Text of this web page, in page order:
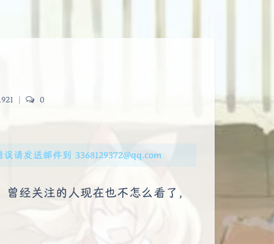
| 0
请发送邮件到 3368129372@qq.com
经关注的人现在也不怎么看了，